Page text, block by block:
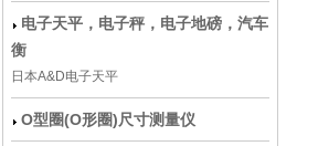
电子天平，电子秤，电子地磅，汽车
衡
日本A&D电子天平
O型圈(O形圈)尺寸测量仪